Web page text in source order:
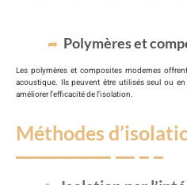
Polymères et
Les polymères et composites modernes
acoustique. Ils peuvent être utilisés seul ou
améliorer l’efficacité de l’isolation.
Méthodes